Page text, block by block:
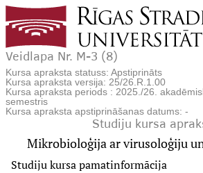
Veidlapa Nr. M-3 (8)
Kursa apraksta statuss: Apstiprināts
Kursa apraksta versija: 25/26.R.1.00
Kursa apraksta periods : 2025./26.
semestris
Kursa apraksta apstiprināšanas datums: -
Studiju kursa
Mikrobioloģija ar virusoloģiju
Studiju kursa pamatinformācija